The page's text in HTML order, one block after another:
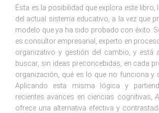
Ésta es la posibilidad que explora este
del actual sistema educativo, a la vez que
modelo que ya ha sido probado con éxito.
es consultor empresarial, experto en
organizativo y gestión del cambio, y está
buscar, sin ideas preconcebidas, en cada
organización, qué es lo que no funciona y
Aplicando esta misma lógica y
recientes avances en ciencias cognitivas,
ofrece una alternativa efectiva y